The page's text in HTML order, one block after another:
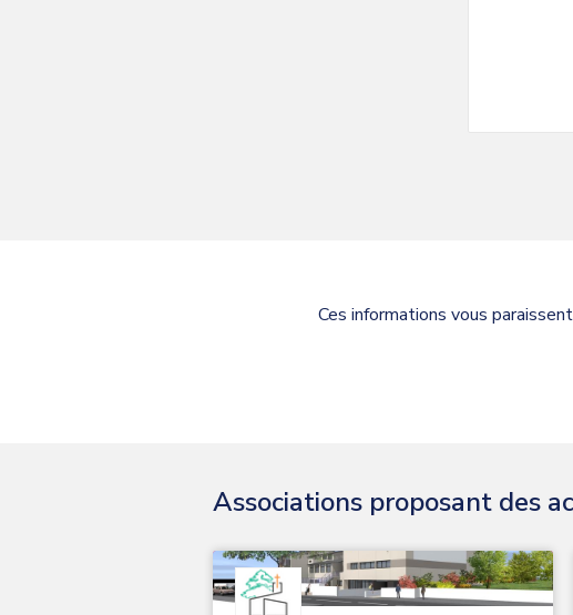
Ces informations vous
Associations proposant des